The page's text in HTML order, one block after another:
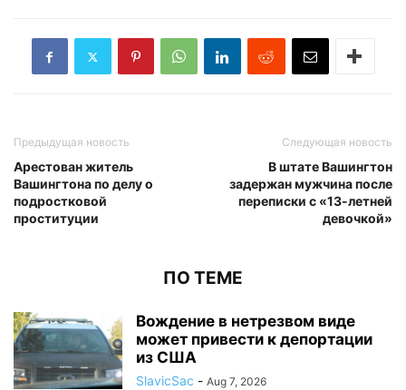
Предыдущая новость
Арестован житель
Вашингтона по делу о
подростковой
проституции
Следующая новость
В штате Вашингтон
задержан мужчина после
переписки с «13-летней
девочкой»
ПО ТЕМЕ
Вождение в нетрезвом виде
может привести к депортации
из США
SlavicSac - Aug 7, 2026